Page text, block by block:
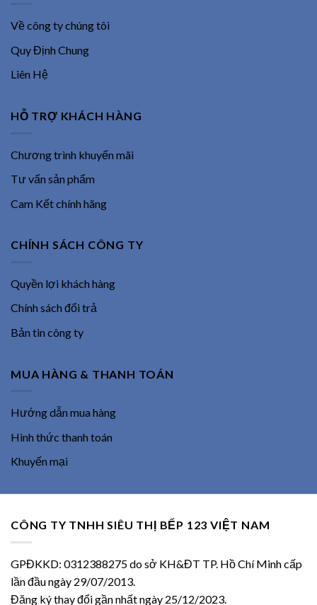
Về công ty chúng tôi
Quy Định Chung
Liên Hệ
HỖ TRỢ KHÁCH HÀNG
Chương trình khuyến mãi
Tư vấn sản phẩm
Cam Kết chính hãng
CHÍNH SÁCH CÔNG TY
Quyền lợi khách hàng
Chính sách đổi trả
Bản tin công ty
MUA HÀNG & THANH TOÁN
Hướng dẫn mua hàng
Hình thức thanh toán
Khuyến mại
CÔNG TY TNHH SIÊU THỊ BẾP 123 VIỆT NAM
GPĐKKD: 0312388275 do sở KH&ĐT TP. Hồ Chí Minh cấp
lần đầu ngày 29/07/2013.
Đăng ký thay đổi gần nhất ngày 25/12/2023.